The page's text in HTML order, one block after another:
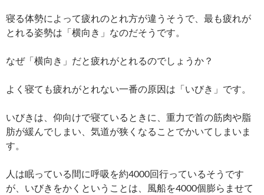
寝る体勢によって疲れのとれ方が違うそうで、最も疲れが
とれる姿勢は「横向き」なのだそうです。
なぜ「横向き」だと疲れがとれるのでしょうか？
よく寝ても疲れがとれない一番の原因は「いびき」です。
いびきは、仰向けで寝ているときに、重力で首の筋肉や脂
肪が緩んでしまい、気道が狭くなることでかいてしまいま
す。
人は眠っている間に呼吸を約4000回行っているそうです
が、いびきをかくということは、風船を4000個膨らませて